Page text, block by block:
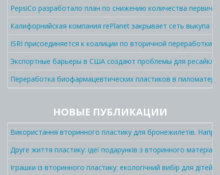
PepsiCo разработало план по снижению количества
Калифорнийская компания rePlanet закрывает сеть выкупа
ISRI присоединяется к коалиции по вторичной переработки
Экспортные барьеры в США создают проблемы для
Переработка биофармацевтических пластиков в
НОВЫЕ ПУБЛИКАЦИИ
Використання вторинного пластику для бронежилетів.
Друге життя пластику: ідеї подарунків з вторинного матеріалу
Іграшки із вторинного пластику: екологічний вибір для дітей